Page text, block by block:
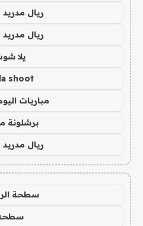
ريال
ريال
يلا
shoot
مباريات
برشلونة
ريال
سطحة